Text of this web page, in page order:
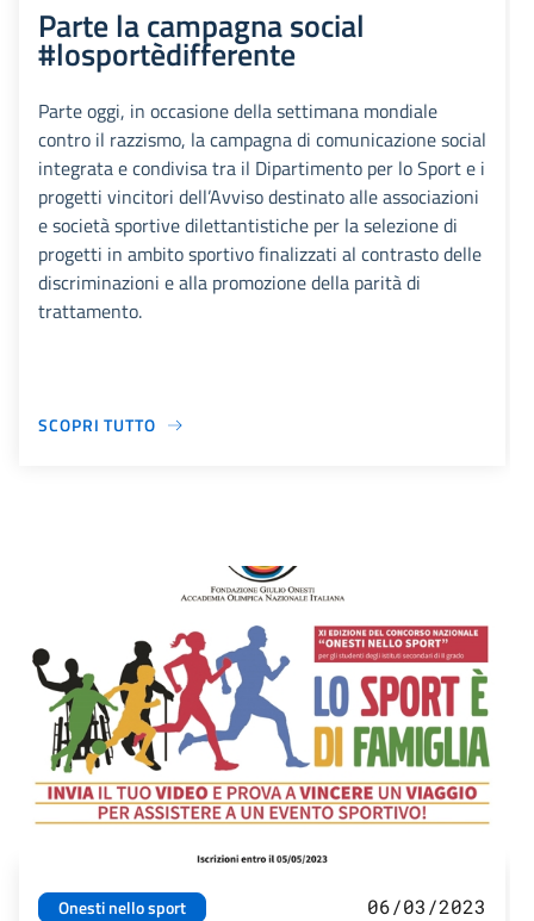
Parte la campagna social
#losportèdifferente
Parte oggi, in occasione della settimana mondiale
contro il razzismo, la campagna di comunicazione social
integrata e condivisa tra il Dipartimento per lo Sport e i
progetti vincitori dell’Avviso destinato alle associazioni
e società sportive dilettantistiche per la selezione di
progetti in ambito sportivo finalizzati al contrasto delle
discriminazioni e alla promozione della parità di
trattamento.
SCOPRI TUTTO
Onesti nello sport 06/03/2023